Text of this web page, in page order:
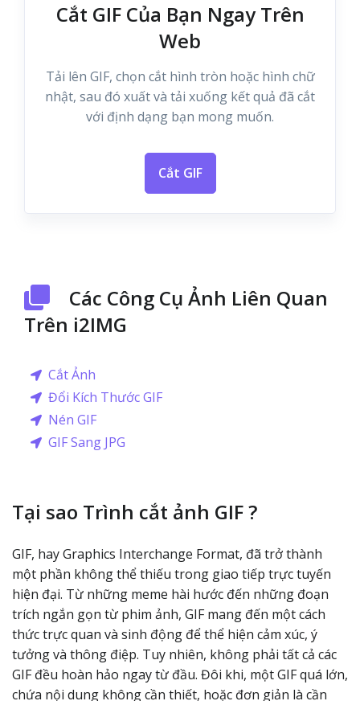
Cắt GIF Của Bạn Ngay Trên
Web
Tải lên GIF, chọn cắt hình tròn hoặc hình chữ
nhật, sau đó xuất và tải xuống kết quả đã cắt
với định dạng bạn mong muốn.
Cắt GIF
Các Công Cụ Ảnh Liên Quan
Trên i2IMG
Cắt Ảnh
Đổi Kích Thước GIF
Nén GIF
GIF Sang JPG
Tại sao Trình cắt ảnh GIF ?
GIF, hay Graphics Interchange Format, đã trở thành
một phần không thể thiếu trong giao tiếp trực tuyến
hiện đại. Từ những meme hài hước đến những đoạn
trích ngắn gọn từ phim ảnh, GIF mang đến một cách
thức trực quan và sinh động để thể hiện cảm xúc, ý
tưởng và thông điệp. Tuy nhiên, không phải tất cả các
GIF đều hoàn hảo ngay từ đầu. Đôi khi, một GIF quá lớn,
chứa nội dung không cần thiết, hoặc đơn giản là cần